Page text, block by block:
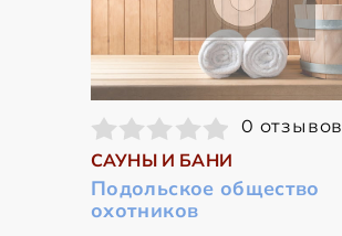
0 отзывов
САУНЫ И БАНИ
Подольское общество
охотников